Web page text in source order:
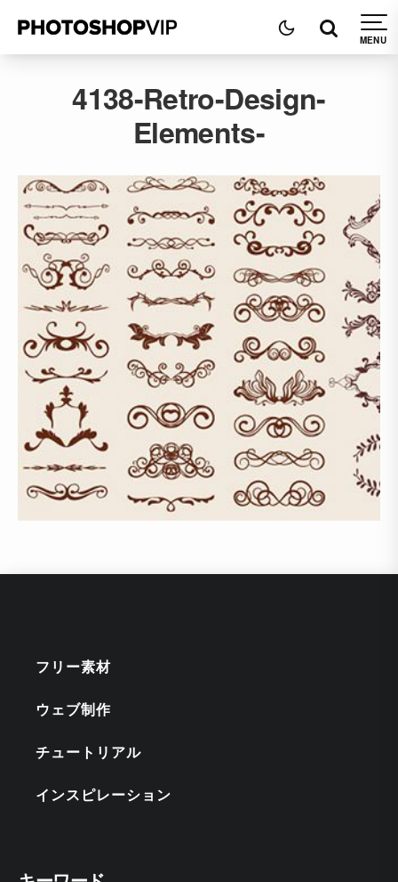
4138-Retro-Design-
Elements-
フリー素材
ウェブ制作
チュートリアル
インスピレーション